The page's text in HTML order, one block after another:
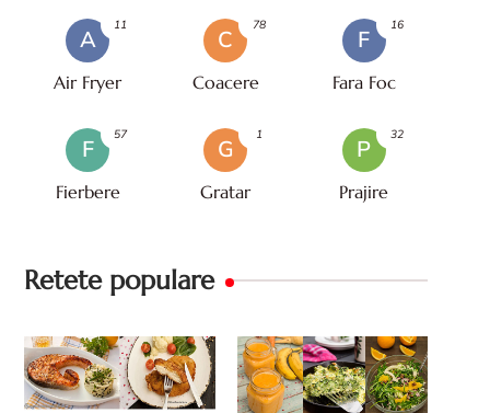
A
Air Fryer
11
C
Coacere
78
F
Fara Foc
16
F
Fierbere
57
G
Gratar
1
P
Prajire
32
Retete populare